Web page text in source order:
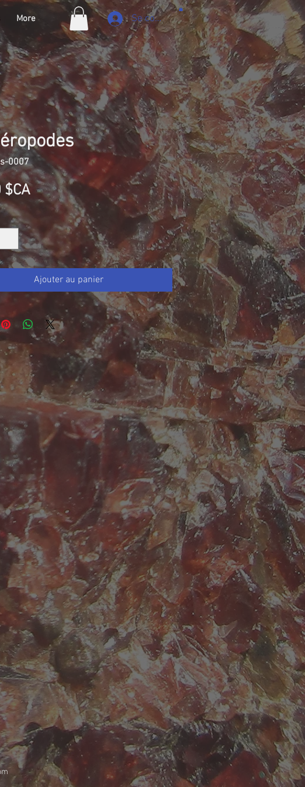
More Se connecter
0007
$CAPrix
Ajouter au panier